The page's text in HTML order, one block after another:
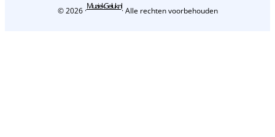
© 2026 ·MuziekGeluk.nl· Alle rechten voorbehouden